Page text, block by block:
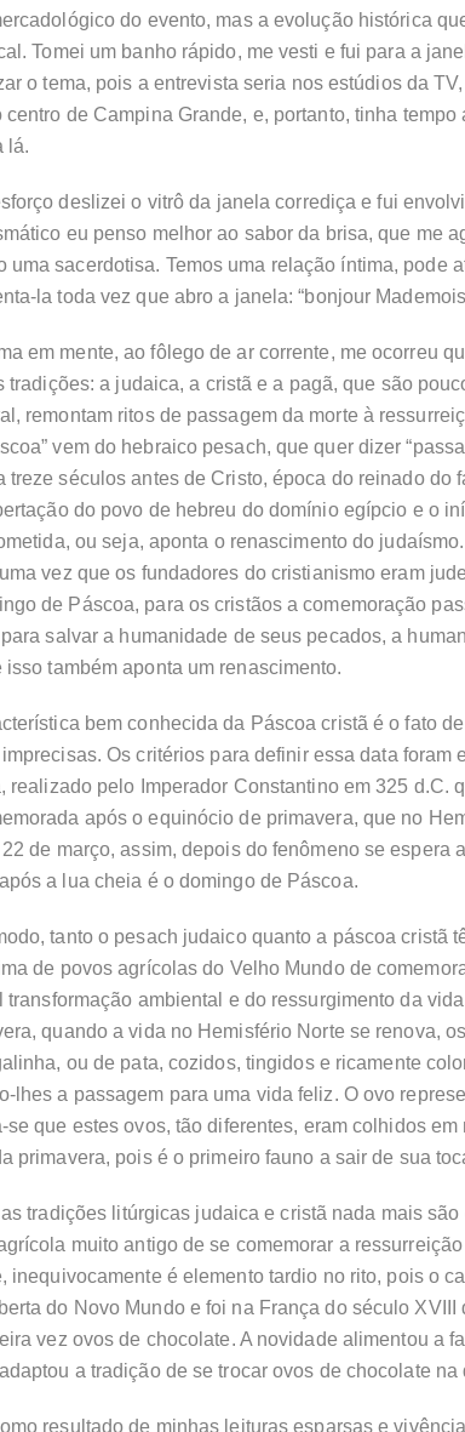
do evento, mas a evolução histórica
Tomei um banho rápido, me vesti e fui para a
o tema, pois a entrevista seria nos estúdios da
centro de Campina Grande, e, portanto, tinha
lá.
deslizei o vitrô da janela corrediça e fui
eu penso melhor ao sabor da brisa, que me
uma sacerdotisa. Temos uma relação íntima, pode
la toda vez que abro a janela: “bonjour
em mente, ao fôlego de ar corrente, me ocorreu
tradições: a judaica, a cristã e a pagã, que são
remontam ritos de passagem da morte à
vem do hebraico pesach, que quer dizer
treze séculos antes de Cristo, época do reinado do
do povo de hebreu do domínio egípcio e o
ou seja, aponta o renascimento do
vez que os fundadores do cristianismo eram
de Páscoa, para os cristãos a comemoração
salvar a humanidade de seus pecados, a
isso também aponta um renascimento.
bem conhecida da Páscoa cristã é o fato
Os critérios para definir essa data foram
realizado pelo Imperador Constantino em 325 d.C.
após o equinócio de primavera, que no
de março, assim, depois do fenômeno se espera
a lua cheia é o domingo de Páscoa.
tanto o pesach judaico quanto a páscoa cristã
de povos agrícolas do Velho Mundo de
transformação ambiental e do ressurgimento da
quando a vida no Hemisfério Norte se renova,
ou de pata, cozidos, tingidos e ricamente
lhes a passagem para uma vida feliz. O ovo
se que estes ovos, tão diferentes, eram colhidos em
primavera, pois é o primeiro fauno a sair de sua
as tradições litúrgicas judaica e cristã nada mais
muito antigo de se comemorar a
inequivocamente é elemento tardio no rito, pois o
do Novo Mundo e foi na França do século
vez ovos de chocolate. A novidade alimentou a
a tradição de se trocar ovos de chocolate na
resultado de minhas leituras esparsas e